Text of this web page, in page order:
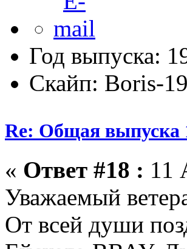
Год выпуска:
Скайп: Boris-
Re: Общая выпуска
« Ответ #18 : 11
Уважаемый
От всей души